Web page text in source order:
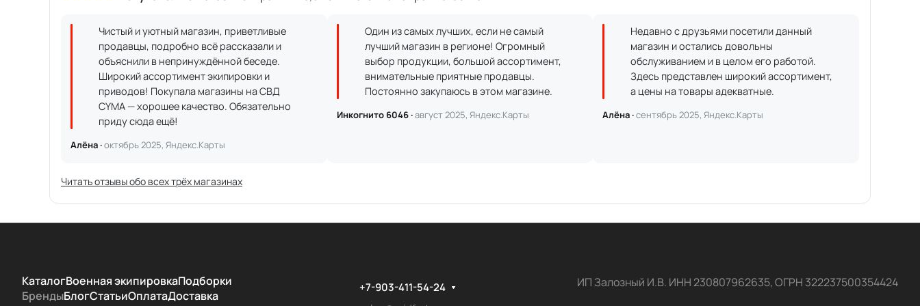
Чистый и уютный магазин, приветливые
продавцы, подробно всё рассказали и
объяснили в непринуждённой беседе.
Широкий ассортимент экипировки и
приводов! Покупала магазины на СВД
CYMA — хорошее качество. Обязательно
приду сюда ещё!
Алёна ·октябрь 2025, Яндекс.Карты
Один из самых лучших, если не самый
лучший магазин в регионе! Огромный
выбор продукции, большой ассортимент,
внимательные приятные продавцы.
Постоянно закупаюсь в этом магазине.
Инкогнито 6046 ·август 2025, Яндекс.Карты
Недавно с друзьями посетили данный
магазин и остались довольны
обслуживанием и в целом его работой.
Здесь представлен широкий ассортимент,
а цены на товары адекватные.
Алёна ·сентябрь 2025, Яндекс.Карты
Читать отзывы обо всех трёх магазинах
КаталогВоенная экипировкаПодборки
БрендыБлогСтатьиОплатаДоставка
+7-903-411-54-24
ИП Залозный И.В. ИНН 230807962635, ОГРН 322237500354424